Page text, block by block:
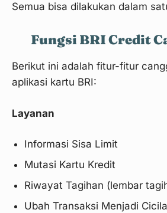
Semua bisa dilakukan dalam
Fungsi BRI Credit
Berikut ini adalah fitur-fitur
aplikasi kartu BRI:
Layanan
Informasi Sisa Limit
Mutasi Kartu Kredit
Riwayat Tagihan (lembar
Ubah Transaksi Menjadi